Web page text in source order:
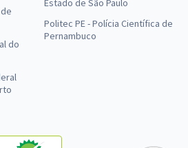
do
Estado de São Paulo
Politec PE - Polícia Científica de
Pernambuco